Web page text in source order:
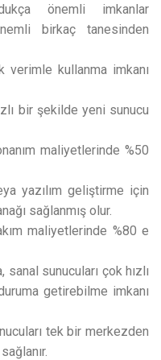
önemli imkanlar
birkaç tanesinden
verimle kullanma imkanı
bir şekilde yeni sunucu
maliyetlerinde %50
yazılım geliştirme için
sağlanmış olur.
maliyetlerinde %80 e
sunucuları çok hızlı
getirebilme imkanı
tek bir merkezden